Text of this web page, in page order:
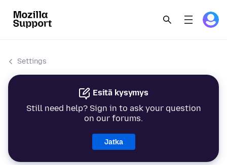
Settings
Esitä kysymys
Still need help? Sign in to ask your question
on our forums.
Jatka